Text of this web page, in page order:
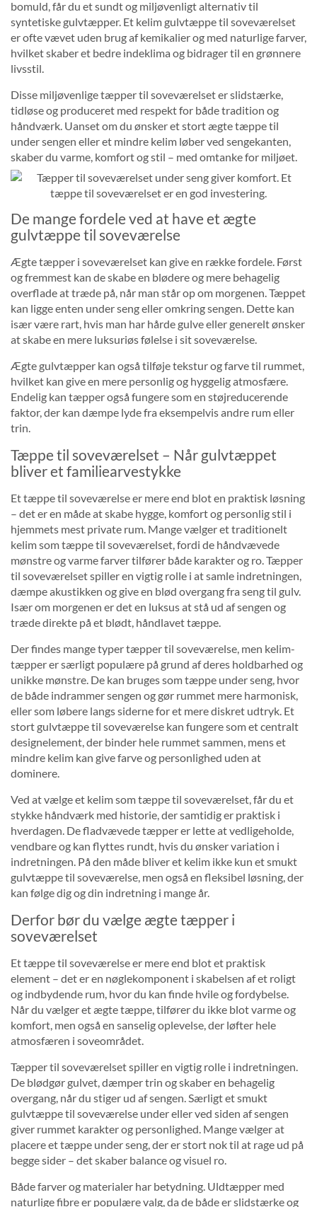
bomuld, får du et sundt og miljøvenligt alternativ til
syntetiske gulvtæpper. Et kelim gulvtæppe til soveværelset
er ofte vævet uden brug af kemikalier og med naturlige farver,
hvilket skaber et bedre indeklima og bidrager til en grønnere
livsstil.
Disse miljøvenlige tæpper til soveværelset er slidstærke,
tidløse og produceret med respekt for både tradition og
håndværk. Uanset om du ønsker et stort ægte tæppe til
under sengen eller et mindre kelim løber ved sengekanten,
skaber du varme, komfort og stil – med omtanke for miljøet.
De mange fordele ved at have et ægte
gulvtæppe til soveværelse
Ægte tæpper i soveværelset kan give en række fordele. Først
og fremmest kan de skabe en blødere og mere behagelig
overflade at træde på, når man står op om morgenen. Tæppet
kan ligge enten under seng eller omkring sengen. Dette kan
især være rart, hvis man har hårde gulve eller generelt ønsker
at skabe en mere luksuriøs følelse i sit soveværelse.
Ægte gulvtæpper kan også tilføje tekstur og farve til rummet,
hvilket kan give en mere personlig og hyggelig atmosfære.
Endelig kan tæpper også fungere som en støjreducerende
faktor, der kan dæmpe lyde fra eksempelvis andre rum eller
trin.
Tæppe til soveværelset – Når gulvtæppet
bliver et familiearvestykke
Et tæppe til soveværelse er mere end blot en praktisk løsning
– det er en måde at skabe hygge, komfort og personlig stil i
hjemmets mest private rum. Mange vælger et traditionelt
kelim som tæppe til soveværelset, fordi de håndvævede
mønstre og varme farver tilfører både karakter og ro. Tæpper
til soveværelset spiller en vigtig rolle i at samle indretningen,
dæmpe akustikken og give en blød overgang fra seng til gulv.
Især om morgenen er det en luksus at stå ud af sengen og
træde direkte på et blødt, håndlavet tæppe.
Der findes mange typer tæpper til soveværelse, men kelim-
tæpper er særligt populære på grund af deres holdbarhed og
unikke mønstre. De kan bruges som tæppe under seng, hvor
de både indrammer sengen og gør rummet mere harmonisk,
eller som løbere langs siderne for et mere diskret udtryk. Et
stort gulvtæppe til soveværelse kan fungere som et centralt
designelement, der binder hele rummet sammen, mens et
mindre kelim kan give farve og personlighed uden at
dominere.
Ved at vælge et kelim som tæppe til soveværelset, får du et
stykke håndværk med historie, der samtidig er praktisk i
hverdagen. De fladvævede tæpper er lette at vedligeholde,
vendbare og kan flyttes rundt, hvis du ønsker variation i
indretningen. På den måde bliver et kelim ikke kun et smukt
gulvtæppe til soveværelse, men også en fleksibel løsning, der
kan følge dig og din indretning i mange år.
Derfor bør du vælge ægte tæpper i
soveværelset
Et tæppe til soveværelse er mere end blot et praktisk
element – det er en nøglekomponent i skabelsen af et roligt
og indbydende rum, hvor du kan finde hvile og fordybelse.
Når du vælger et ægte tæppe, tilfører du ikke blot varme og
komfort, men også en sanselig oplevelse, der løfter hele
atmosfæren i soveområdet.
Tæpper til soveværelset spiller en vigtig rolle i indretningen.
De blødgør gulvet, dæmper trin og skaber en behagelig
overgang, når du stiger ud af sengen. Særligt et smukt
gulvtæppe til soveværelse under eller ved siden af sengen
giver rummet karakter og personlighed. Mange vælger at
placere et tæppe under seng, der er stort nok til at rage ud på
begge sider – det skaber balance og visuel ro.
Både farver og materialer har betydning. Uldtæpper med
naturlige fibre er populære valg, da de både er slidstærke og